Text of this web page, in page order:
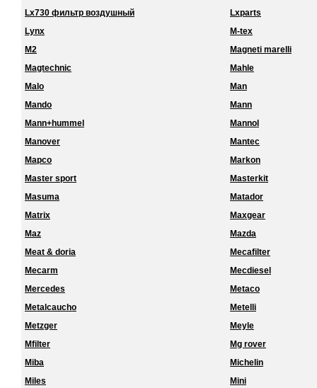
Lx730 фильтр воздушный
Lxparts
Lynx
M-tex
M2
Magneti marelli
Magtechnic
Mahle
Malo
Man
Mando
Mann
Mann+hummel
Mannol
Manover
Mantec
Mapco
Markon
Master sport
Masterkit
Masuma
Matador
Matrix
Maxgear
Maz
Mazda
Meat & doria
Mecafilter
Mecarm
Mecdiesel
Mercedes
Metaco
Metalcaucho
Metelli
Metzger
Meyle
Mfilter
Mg rover
Miba
Michelin
Miles
Mini